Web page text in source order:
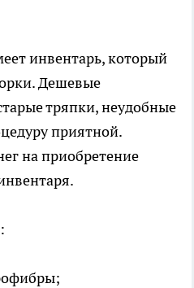
инвентарь, который
Дешевые
тряпки, неудобные
приятной.
на приобретение